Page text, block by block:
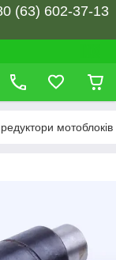
(63) 602-37-13
мотоблоків